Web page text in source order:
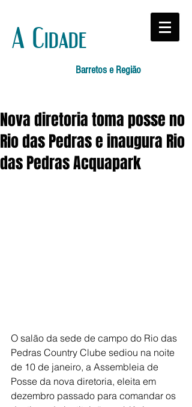
A Cidade
Barretos e Região
Nova diretoria toma posse no
Rio das Pedras e inaugura Rio
das Pedras Acquapark
O salão da sede de campo do Rio das
Pedras Country Clube sediou na noite
de 10 de janeiro, a Assembleia de
Posse da nova diretoria, eleita em
dezembro passado para comandar os